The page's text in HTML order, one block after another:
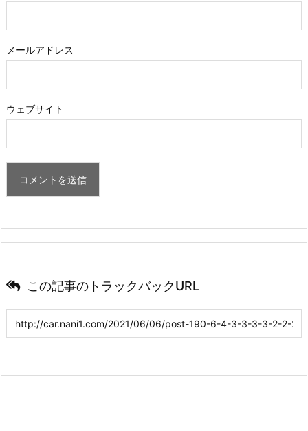
メールアドレス
ウェブサイト
この記事のトラックバックURL